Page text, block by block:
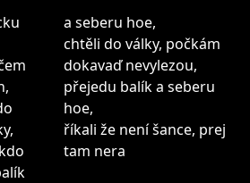
a seberu hoe,
chtěli do války, počkám
dokavaď nevylezou,
přejedu balík a seberu
hoe,
říkali že není šance, prej
tam nera